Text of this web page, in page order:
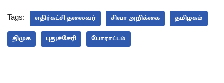
Tags: எதிர்கட்சி தலைவர் சிவா அறிக்கை தமிழகம்
திமுக புதுச்சேரி போராட்டம்